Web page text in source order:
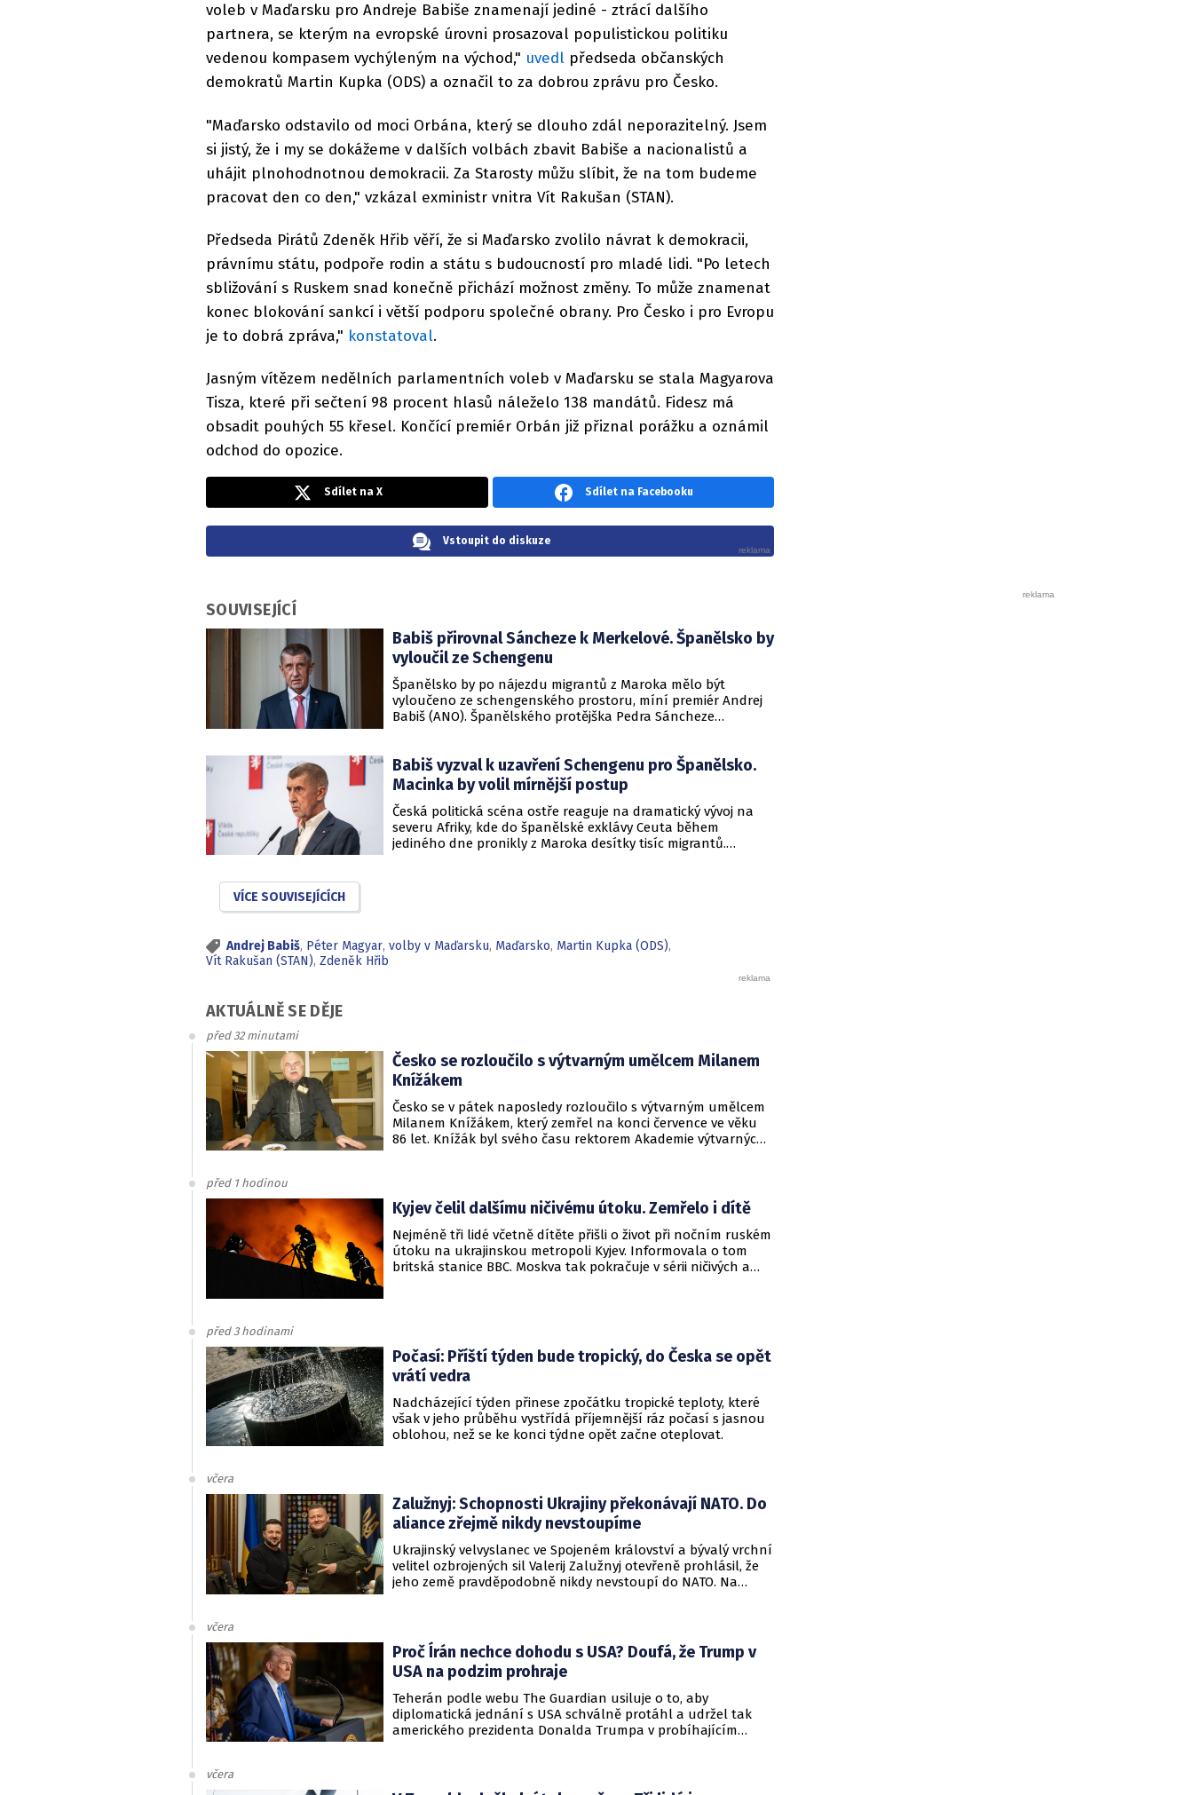
voleb v Maďarsku pro Andreje Babiše znamenají jediné - ztrácí dalšího
partnera, se kterým na evropské úrovni prosazoval populistickou politiku
vedenou kompasem vychýleným na východ," uvedl předseda občanských
demokratů Martin Kupka (ODS) a označil to za dobrou zprávu pro Česko.
"Maďarsko odstavilo od moci Orbána, který se dlouho zdál neporazitelný. Jsem
si jistý, že i my se dokážeme v dalších volbách zbavit Babiše a nacionalistů a
uhájit plnohodnotnou demokracii. Za Starosty můžu slíbit, že na tom budeme
pracovat den co den," vzkázal exministr vnitra Vít Rakušan (STAN).
Předseda Pirátů Zdeněk Hřib věří, že si Maďarsko zvolilo návrat k demokracii,
právnímu státu, podpoře rodin a státu s budoucností pro mladé lidi. "Po letech
sbližování s Ruskem snad konečně přichází možnost změny. To může znamenat
konec blokování sankcí i větší podporu společné obrany. Pro Česko i pro Evropu
je to dobrá zpráva," konstatoval.
Jasným vítězem nedělních parlamentních voleb v Maďarsku se stala Magyarova
Tisza, které při sečtení 98 procent hlasů náleželo 138 mandátů. Fidesz má
obsadit pouhých 55 křesel. Končící premiér Orbán již přiznal porážku a oznámil
odchod do opozice.
Sdílet na X Sdílet na Facebooku
Vstoupit do diskuze
SOUVISEJÍCÍ
Babiš přirovnal Sáncheze k Merkelové. Španělsko by
vyloučil ze Schengenu
Španělsko by po nájezdu migrantů z Maroka mělo být
vyloučeno ze schengenského prostoru, míní premiér Andrej
Babiš (ANO). Španělského protějška Pedra Sáncheze
Babiš vyzval k uzavření Schengenu pro Španělsko.
Macinka by volil mírnější postup
Česká politická scéna ostře reaguje na dramatický vývoj na
severu Afriky, kde do španělské exklávy Ceuta během
jediného dne pronikly z Maroka desítky tisíc migrantů.
VÍCE SOUVISEJÍCÍCH
Andrej Babiš, Péter Magyar, volby v Maďarsku, Maďarsko, Martin Kupka (ODS),
Vít Rakušan (STAN), Zdeněk Hřib
AKTUÁLNĚ SE DĚJE
před 32 minutami
Česko se rozloučilo s výtvarným umělcem Milanem
Knížákem
Česko se v pátek naposledy rozloučilo s výtvarným umělcem
Milanem Knížákem, který zemřel na konci července ve věku
86 let. Knížák byl svého času rektorem Akademie výtvarných
před 1 hodinou
Kyjev čelil dalšímu ničivému útoku. Zemřelo i dítě
Nejméně tři lidé včetně dítěte přišli o život při nočním ruském
útoku na ukrajinskou metropoli Kyjev. Informovala o tom
britská stanice BBC. Moskva tak pokračuje v sérii ničivých a
před 3 hodinami
Počasí: Příští týden bude tropický, do Česka se opět
vrátí vedra
Nadcházející týden přinese zpočátku tropické teploty, které
však v jeho průběhu vystřídá příjemnější ráz počasí s jasnou
oblohou, než se ke konci týdne opět začne oteplovat.
včera
Zalužnyj: Schopnosti Ukrajiny překonávají NATO. Do
aliance zřejmě nikdy nevstoupíme
Ukrajinský velvyslanec ve Spojeném království a bývalý vrchní
velitel ozbrojených sil Valerij Zalužnyj otevřeně prohlásil, že
jeho země pravděpodobně nikdy nevstoupí do NATO. Na
nedosažitelné.
včera
Proč Írán nechce dohodu s USA? Doufá, že Trump v
USA na podzim prohraje
Teherán podle webu The Guardian usiluje o to, aby
diplomatická jednání s USA schválně protáhl a udržel tak
amerického prezidenta Donalda Trumpa v probíhajícím
včera